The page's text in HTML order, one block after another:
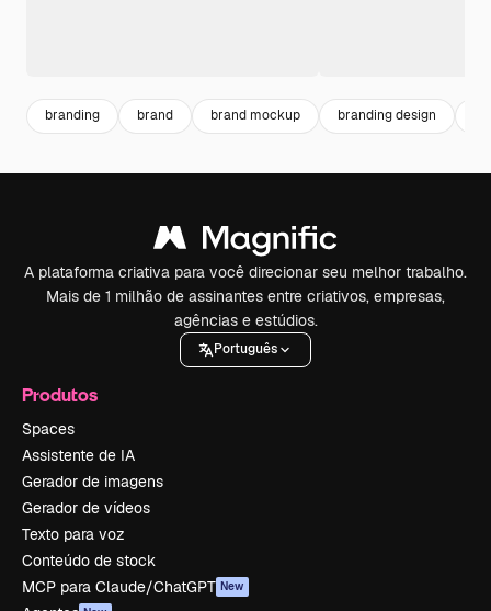
branding brand brand mockup branding design
A plataforma criativa para você direcionar seu melhor trabalho.
Mais de 1 milhão de assinantes entre criativos, empresas,
agências e estúdios.
Português
Produtos
Spaces
Assistente de IA
Gerador de imagens
Gerador de vídeos
Texto para voz
Conteúdo de stock
MCP para Claude/ChatGPT New